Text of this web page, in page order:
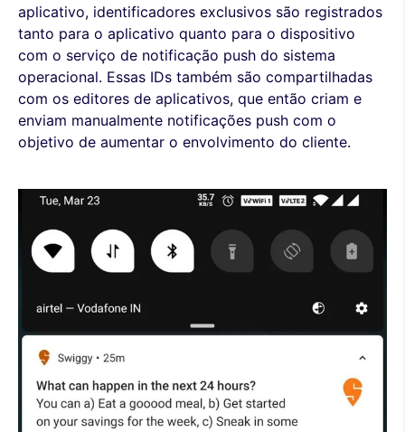
aplicativo, identificadores exclusivos são registrados
tanto para o aplicativo quanto para o dispositivo
com o serviço de notificação push do sistema
operacional. Essas IDs também são compartilhadas
com os editores de aplicativos, que então criam e
enviam manualmente notificações push com o
objetivo de aumentar o envolvimento do cliente.